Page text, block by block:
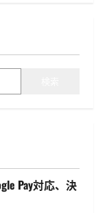
Pay対応、決